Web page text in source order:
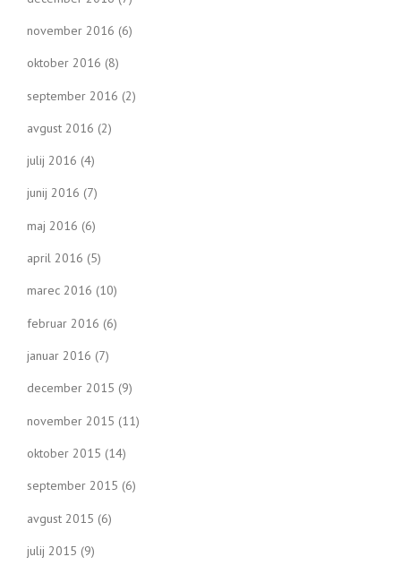
november 2016 (6)
oktober 2016 (8)
september 2016 (2)
avgust 2016 (2)
julij 2016 (4)
junij 2016 (7)
maj 2016 (6)
april 2016 (5)
marec 2016 (10)
februar 2016 (6)
januar 2016 (7)
december 2015 (9)
november 2015 (11)
oktober 2015 (14)
september 2015 (6)
avgust 2015 (6)
julij 2015 (9)